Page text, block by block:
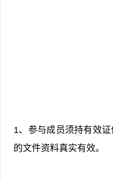
1、参与成员须持有效
的文件资料真实有效。